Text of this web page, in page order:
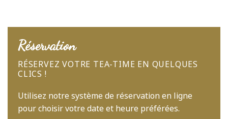
Réservation
RÉSERVEZ VOTRE TEA-TIME EN QUELQUES
CLICS !
Utilisez notre système de réservation en ligne
pour choisir votre date et heure préférées.